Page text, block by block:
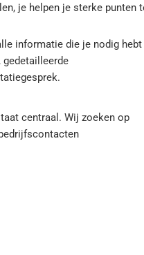
je helpen je sterke punten
informatie die je nodig hebt
centraal. Wij zoeken op